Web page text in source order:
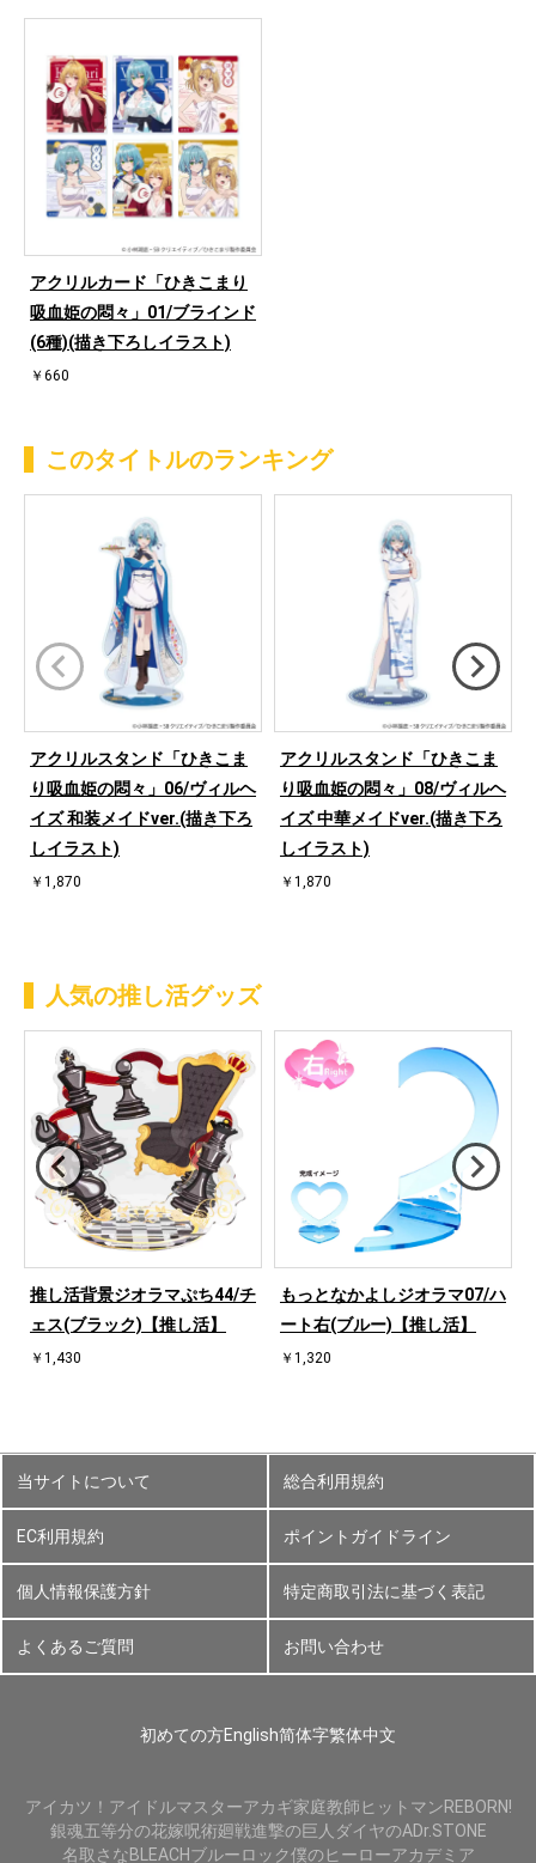
アクリルカード「ひきこまり
吸血姫の悶々」01/ブラインド
(6種)(描き下ろしイラスト)
￥660
このタイトルのランキング
アクリルスタンド「ひきこま
り吸血姫の悶々」06/ヴィルヘ
イズ 和装メイドver.(描き下ろ
しイラスト)
￥1,870
アクリルスタンド「ひきこま
り吸血姫の悶々」08/ヴィルヘ
イズ 中華メイドver.(描き下ろ
しイラスト)
￥1,870
人気の推し活グッズ
推し活背景ジオラマぷち44/チ
ェス(ブラック)【推し活】
￥1,430
もっとなかよしジオラマ07/ハ
ート右(ブルー)【推し活】
￥1,320
当サイトについて 総合利用規約
EC利用規約 ポイントガイドライン
個人情報保護方針 特定商取引法に基づく表記
よくあるご質問 お問い合わせ
初めての方English简体字繁体中文
アイカツ！ アイドルマスターアカギ家庭教師ヒットマンREBORN!
銀魂五等分の花嫁呪術廻戦進撃の巨人 ダイヤのADr.STONE
名取さなBLEACHブルーロック僕のヒーローアカデミア